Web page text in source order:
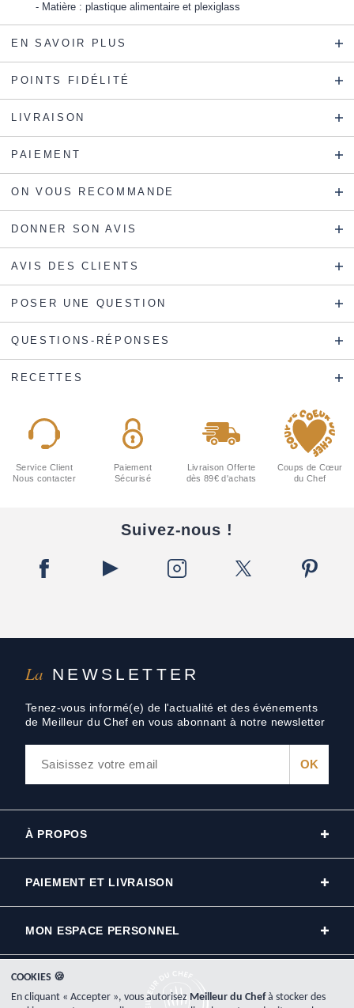
Matière : plastique alimentaire et plexiglass
EN SAVOIR PLUS
POINTS FIDÉLITÉ
LIVRAISON
PAIEMENT
ON VOUS RECOMMANDE
DONNER SON AVIS
AVIS DES CLIENTS
POSER UNE QUESTION
QUESTIONS-RÉPONSES
RECETTES
La NEWSLETTER
Tenez-vous informé(e) de l'actualité et des événements
de Meilleur du Chef en vous abonnant à notre newsletter
Service Client
Nous contacter
Paiement
Sécurisé
Livraison Offerte
dès 89€ d'achats
Coups de Cœur
du Chef
Suivez-nous !
À PROPOS
PAIEMENT ET LIVRAISON
MON ESPACE PERSONNEL
COOKIES 🍪
En cliquant « Accepter », vous autorisez Meilleur du Chefà stocker des